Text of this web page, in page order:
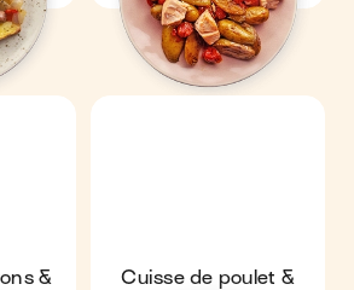
&
Cuisse de poulet &